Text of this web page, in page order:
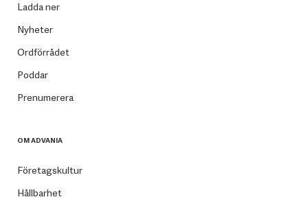
Ladda ner
Nyheter
Ordförrådet
Poddar
Prenumerera
OM ADVANIA
Företagskultur
Hållbarhet